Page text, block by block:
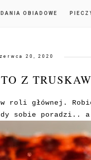
DANIA OBIADOWE
20, 2020
Z
roli głównej.
sobie poradzi.. a